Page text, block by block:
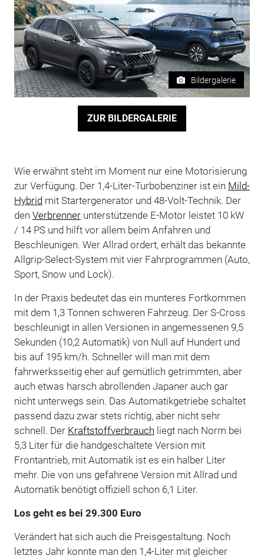
Bildergalerie
ZUR BILDERGALERIE
Wie erwähnt steht im Moment nur eine Motorisierung
zur Verfügung. Der 1,4-Liter-Turbobenziner ist ein Mild-
Hybridmit Startergenerator und 48-Volt-Technik. Der
den Verbrennerunterstützende E-Motor leistet 10 kW
/ 14 PS und hilft vor allem beim Anfahren und
Beschleunigen. Wer Allrad ordert, erhält das bekannte
Allgrip-Select-System mit vier Fahrprogrammen (Auto,
Sport, Snow und Lock).
In der Praxis bedeutet das ein munteres Fortkommen
mit dem 1,3 Tonnen schweren Fahrzeug. Der S-Cross
beschleunigt in allen Versionen in angemessenen 9,5
Sekunden (10,2 Automatik) von Null auf Hundert und
bis auf 195 km/h. Schneller will man mit dem
fahrwerksseitig eher auf gemütlich getrimmten, aber
auch etwas harsch abrollenden Japaner auch gar
nicht unterwegs sein. Das Automatikgetriebe schaltet
passend dazu zwar stets richtig, aber nicht sehr
schnell. Der Kraftstoffverbrauch liegt nach Norm bei
5,3 Liter für die handgeschaltete Version mit
Frontantrieb, mit Automatik ist es ein halber Liter
mehr. Die von uns gefahrene Version mit Allrad und
Automatik benötigt offiziell schon 6,1 Liter.
Los geht es bei 29.300 Euro
Verändert hat sich auch die Preisgestaltung. Noch
letztes Jahr konnte man den 1,4-Liter mit gleicher